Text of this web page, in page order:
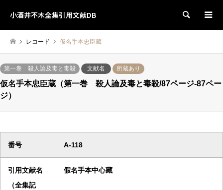
小酒井不木全集引用文献DB 検索
レコード 仮名手本忠臣蔵
第一巻 殺人論及毒と毒殺 文献名 所蔵あり
仮名手本忠臣蔵（第一巻 殺人論及毒と毒殺/87ページ-87ペー
ジ）
番号 A-118
引用文献名
（全集記
假名手本中心藏